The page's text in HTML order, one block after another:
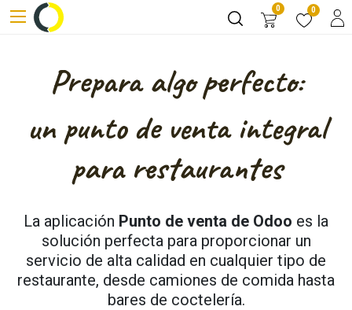
0 0
Prepara algo perfecto:
unpunto de venta integral
para restaurantes
La aplicación Punto de venta de Odoo es la
solución perfecta para proporcionar un
servicio de alta calidad en cualquier tipo de
restaurante, desde camiones de comida hasta
bares de coctelería.